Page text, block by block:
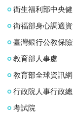
衛生福利部中央
衛福部身心調適
臺灣銀行公教保
教育部人事處
教育部全球資訊網
行政院人事行政
考試院